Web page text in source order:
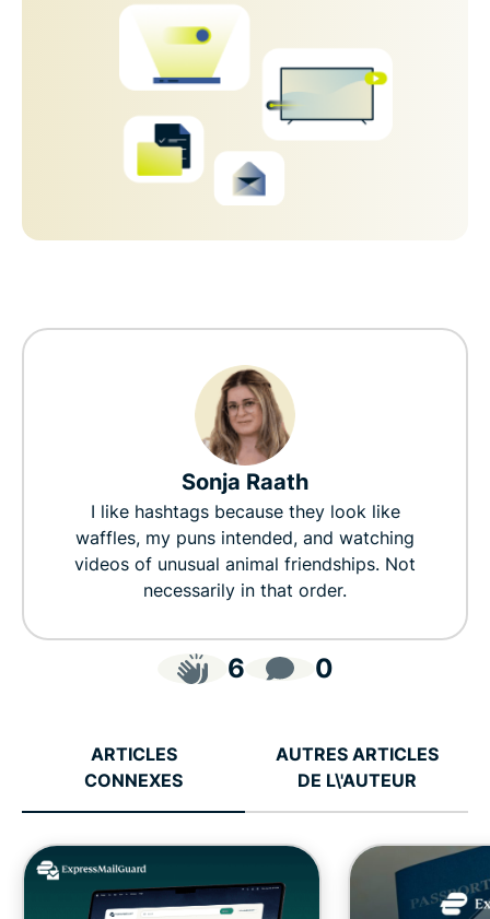
Sonja Raath
I like hashtags because they look like
waffles, my puns intended, and watching
videos of unusual animal friendships. Not
necessarily in that order.
6 0
ARTICLES
CONNEXES
AUTRES ARTICLES
DE L\'AUTEUR